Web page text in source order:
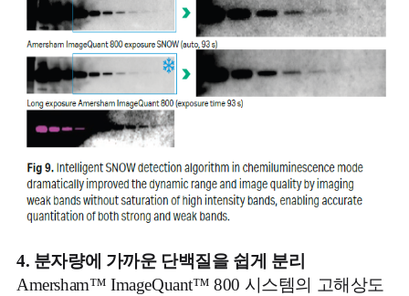
4. 분자량에 가까운 단백질을 쉽게 분리
Amersham™ ImageQuant™ 800 시스템의 고해상도